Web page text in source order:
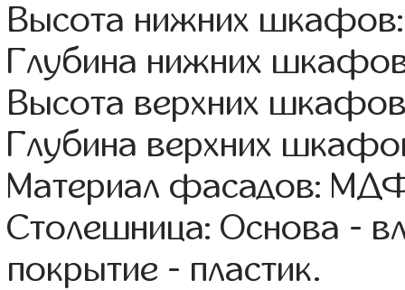
Высота нижних
Глубина нижних
Высота верхних
Глубина верхних
Материал фасадов:
Столешница: Основа -
покрытие - пластик.